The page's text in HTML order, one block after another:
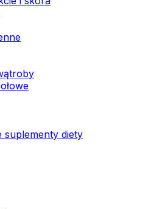
suplementy diety